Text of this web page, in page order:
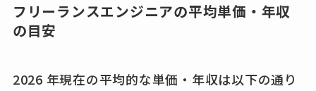
フリーランスエンジニアの平均単価・年収
の目安
2026 年現在の平均的な単価・年収は以下の通り